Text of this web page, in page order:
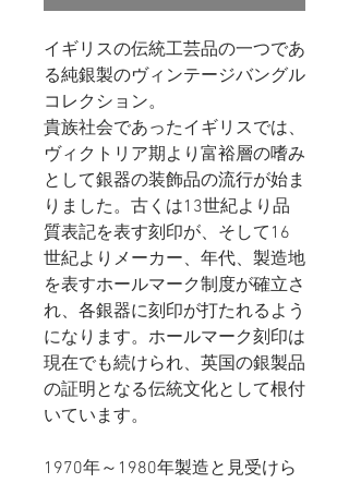
イギリスの伝統工芸品の一つであ
る純銀製のヴィンテージバングル
コレクション。
貴族社会であったイギリスでは、
ヴィクトリア期より富裕層の嗜み
として銀器の装飾品の流行が始ま
りました。古くは13世紀より品
質表記を表す刻印が、そして16
世紀よりメーカー、年代、製造地
を表すホールマーク制度が確立さ
れ、各銀器に刻印が打たれるよう
になります。ホールマーク刻印は
現在でも続けられ、英国の銀製品
の証明となる伝統文化として根付
いています。
1970年～1980年製造と見受けら